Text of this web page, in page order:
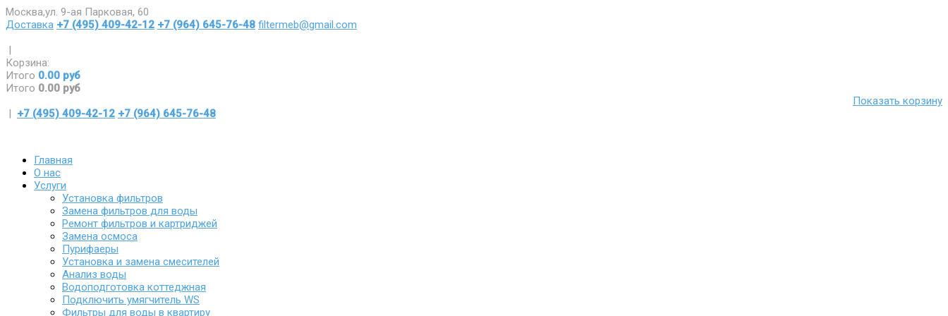
Москва,ул. 9-ая Парковая, 60
Доставка +7 (495) 409-42-12 +7 (964) 645-76-48 filtermeb@gmail.com
|
Корзина:
Итого 0.00 руб
Итого 0.00 руб
Показать корзину
| +7 (495) 409-42-12 +7 (964) 645-76-48
Главная
О нас
Услуги
Установка фильтров
Замена фильтров для воды
Ремонт фильтров и картриджей
Замена осмоса
Пурифаеры
Установка и замена смесителей
Анализ воды
Водоподготовка коттеджная
Подключить умягчитель WS
Фильтры для воды в квартиру